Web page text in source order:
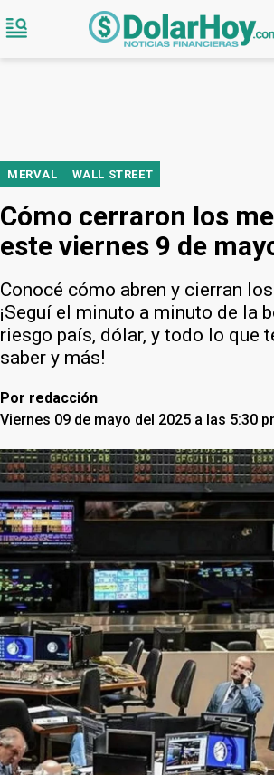
MERVAL WALL STREET
Cómo cerraron los
este viernes 9 de
Conocé cómo abren y cierran
¡Seguí el minuto a minuto de la
riesgo país, dólar, y todo lo que
saber y más!
Por redacción
Viernes 09 de mayo del 2025 a las 5:30